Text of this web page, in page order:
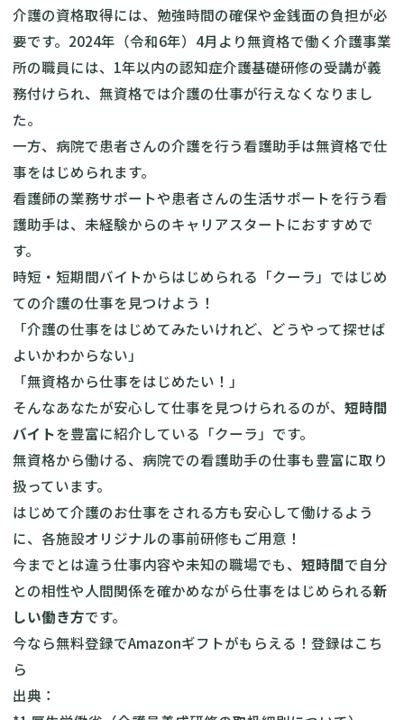
介護の資格取得には、勉強時間の確保や金銭面の負担が必
要です。2024年（令和6年）4月より無資格で働く介護事業
所の職員には、1年以内の認知症介護基礎研修の受講が義
務付けられ、無資格では介護の仕事が行えなくなりまし
た。
一方、病院で患者さんの介護を行う看護助手は無資格で仕
事をはじめられます。
看護師の業務サポートや患者さんの生活サポートを行う看
護助手は、未経験からのキャリアスタートにおすすめで
す。
時短・短期間バイトからはじめられる「クーラ」ではじめ
ての介護の仕事を見つけよう！
「介護の仕事をはじめてみたいけれど、どうやって探せば
よいかわからない」
「無資格から仕事をはじめたい！」
そんなあなたが安心して仕事を見つけられるのが、 短時間
バイトを豊富に紹介している「クーラ」です。
無資格から働ける、病院での看護助手の仕事も豊富に取り
扱っています。
はじめて介護のお仕事をされる方も安心して働けるよう
に、各施設オリジナルの事前研修もご用意！
今までとは違う仕事内容や未知の職場でも、 短時間で自分
との相性や人間関係を確かめながら仕事をはじめられる新
しい働き方です。
今なら無料登録でAmazonギフトがもらえる！ 登録はこち
ら
出典：